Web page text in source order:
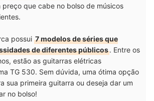
preço que cabe no bolso de músicos
possui 7 modelos de séries que
de diferentes públicos. Entre os
estão as guitarras elétricas
TG 530. Sem dúvida, uma ótima opção
sua primeira guitarra ou deseja dar um
no bolso!